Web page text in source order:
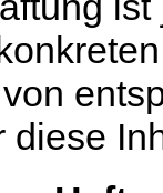
diese